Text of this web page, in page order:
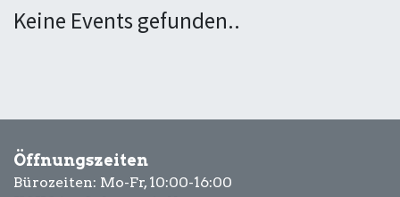
Keine Events gefunden..
Öffnungszeiten
Bürozeiten: Mo-Fr, 10:00-16:00